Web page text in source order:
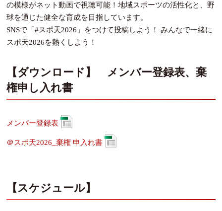
の模様がネット動画で視聴可能！地域スポーツの活性化と、野
球を通じた健全な育成を目指しています。
SNSで「#スポ天2026」をつけて投稿しよう！ みんなで一緒に
スポ天2026を熱くしよう！
【ダウンロード】 メンバー登録表、棄
権申し入れ書
メンバー登録表
＠スポ天2026_棄権 申入れ書
【スケジュール】